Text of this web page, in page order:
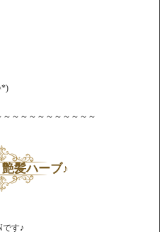
～～～～～～～～～～
髪ハーブ♪
です♪